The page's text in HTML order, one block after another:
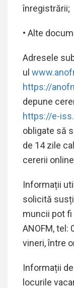
înregistrării;
• Alte
Adresele
ul
https://
depune
https://e-
obligate să
de 14 zile
cererii
Informații
solicită
muncii pot fi
ANOFM, tel:
vineri, între
Informații
locurile